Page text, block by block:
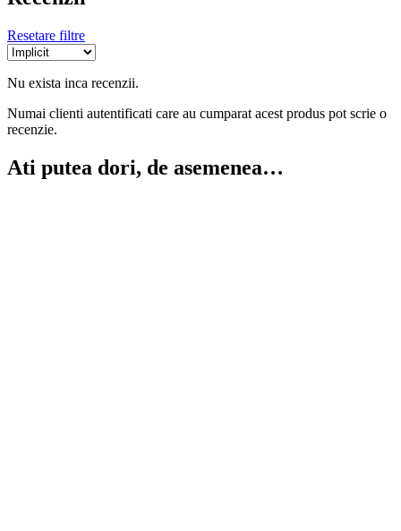
Resetare filtre
Nu exista inca recenzii.
Numai clienti autentificati care au cumparat acest produs pot scrie o
recenzie.
Ati putea dori, de asemenea…